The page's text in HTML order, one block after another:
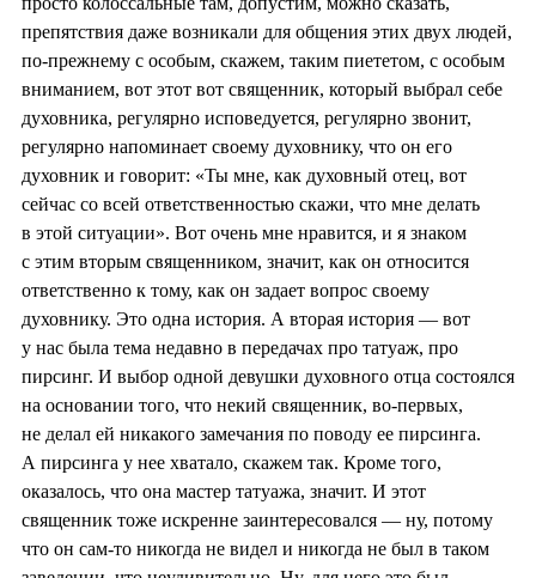
препятствия даже возникали для общения этих двух людей,
по-прежнему с особым, скажем, таким пиететом, с особым
вниманием, вот этот вот священник, который выбрал себе
духовника, регулярно исповедуется, регулярно звонит,
регулярно напоминает своему духовнику, что он его
духовник и говорит: «Ты мне, как духовный отец, вот
сейчас со всей ответственностью скажи, что мне делать
в этой ситуации». Вот очень мне нравится, и я знаком
с этим вторым священником, значит, как он относится
ответственно к тому, как он задает вопрос своему
духовнику. Это одна история. А вторая история — вот
у нас была тема недавно в передачах про татуаж, про
пирсинг. И выбор одной девушки духовного отца состоялся
на основании того, что некий священник, во-первых,
не делал ей никакого замечания по поводу ее пирсинга.
А пирсинга у нее хватало, скажем так. Кроме того,
оказалось, что она мастер татуажа, значит. И этот
священник тоже искренне заинтересовался — ну, потому
что он сам-то никогда не видел и никогда не был в таком